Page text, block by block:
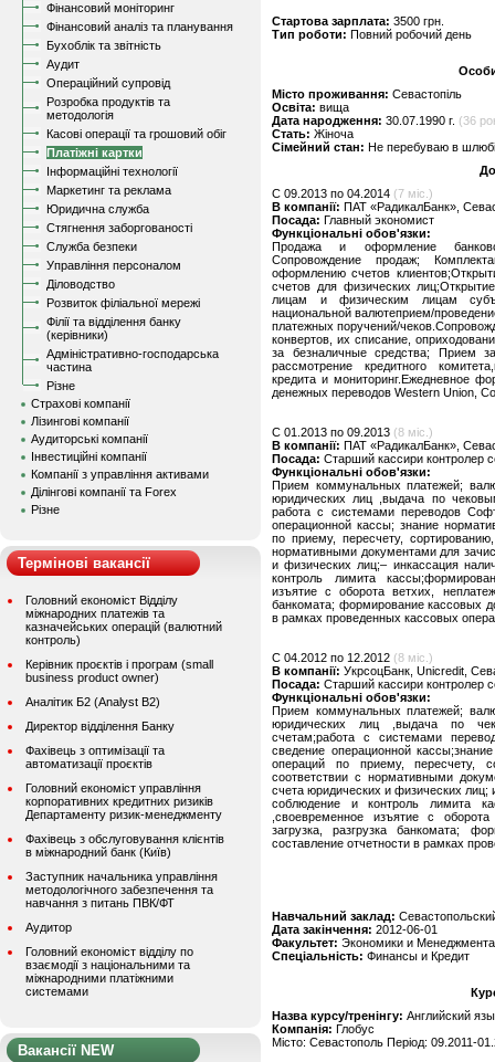
Фінансовий моніторинг
Фінансовий аналіз та планування
Бухоблік та звітність
Аудит
Операційний супровід
Розробка продуктів та
методологія
Касові операції та грошовий обіг
Платіжні картки
Інформаційні технології
Маркетинг та реклама
Юридична служба
Стягнення заборгованості
Служба безпеки
Управління персоналом
Діловодство
Розвиток філіальної мережі
Філії та відділення банку
(керівники)
Адміністративно-господарська
частина
Різне
Страхові компанії
Лізингові компанії
Аудиторські компанії
Інвестиційні компанії
Компанії з управління активами
Ділінгові компанії та Forex
Різне
Термінові вакансії
Головний економіст Відділу
міжнародних платежів та
казначейських операцій (валютний
контроль)
Керівник проєктів і програм (small
business product owner)
Аналітик Б2 (Analyst B2)
Директор відділення Банку
Фахівець з оптимізації та
автоматизації проєктів
Головний економіст управління
корпоративних кредитних ризиків
Департаменту ризик-менеджменту
Фахівець з обслуговування клієнтів
в міжнародний банк (Київ)
Заступник начальника управління
методологічного забезпечення та
навчання з питань ПВК/ФТ
Аудитор
Головний економіст відділу по
взаємодії з національними та
міжнародними платіжними
системами
Вакансії NEW
Стартова зарплата: 3500 грн.
Тип роботи: Повний робочий день
Місто проживання: Севастопіль
Освіта: вища
Дата народження: 30.07.1990 г. (36
Стать: Жіноча
Сімейний стан: Не перебуваю в
C 09.2013 по 04.2014 (7 міс.)
В компанії: ПАТ «РадикалБанк»,
Посада: Главный экономист
Функціональні обов'язки:
Продажа и оформление
Сопровождение продаж;
оформлению счетов
счетов для физических
лицам и физическим лицам
национальной валютеприем/
платежных поручений/
конвертов, их списание,
за безналичные средства; Прием
рассмотрение кредитного
кредита и мониторинг.Ежедневное
денежных переводов Western Union,
C 01.2013 по 09.2013 (8 міс.)
В компанії: ПАТ «РадикалБанк»,
Посада: Старший кассири контролер
Функціональні обов'язки:
Прием коммунальных платежей;
юридических лиц ,выдача по
работа с системами переводов
операционной кассы; знание
по приему, пересчету,
нормативными документами для
и физических лиц;– инкассация
контроль лимита
изъятие с оборота ветхих,
банкомата; формирование кассовых
в рамках проведенных кассовых
C 04.2012 по 12.2012 (8 міс.)
В компанії: УкрсоцБанк, Unicredit,
Посада: Старший кассири контролер
Функціональні обов'язки:
Прием коммунальных платежей;
юридических лиц ,выдача по
счетам;работа с системами
сведение операционной
операций по приему, пересчету,
соответствии с нормативными
счета юридических и физических лиц;
соблюдение и контроль лимита
,своевременное изъятие с
загрузка, разгрузка банкомата;
составление отчетности в рамках
Навчальний заклад:
Дата закінчення: 2012-06-01
Факультет: Экономики и Менеджмента
Спеціальність: Финансы и Кредит
Назва курсу/тренінгу: Английский
Компанія: Глобус
Місто: Севастополь Період: 09.2011-